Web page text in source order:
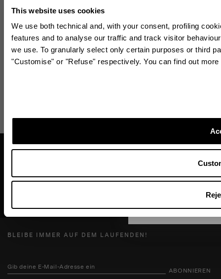
This website uses cookies
We use both technical and, with your consent, profiling
features and to analyse our traffic and track visitor
we use. To granularly select only certain purposes or third
"Customise" or "Refuse" respectively. You can find out
Bleibe immer
Abonnieren Sie unseren
WEITER
SUCHE BOUTIQUE
BLEIBE IMMER AUF DEM LAUFENDEN!
ABONNIEREN